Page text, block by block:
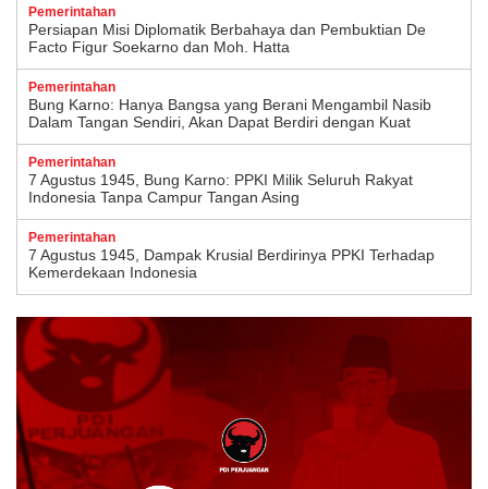
Pemerintahan
Persiapan Misi Diplomatik Berbahaya dan Pembuktian De
Facto Figur Soekarno dan Moh. Hatta
Pemerintahan
Bung Karno: Hanya Bangsa yang Berani Mengambil Nasib
Dalam Tangan Sendiri, Akan Dapat Berdiri dengan Kuat
Pemerintahan
7 Agustus 1945, Bung Karno: PPKI Milik Seluruh Rakyat
Indonesia Tanpa Campur Tangan Asing
Pemerintahan
7 Agustus 1945, Dampak Krusial Berdirinya PPKI Terhadap
Kemerdekaan Indonesia